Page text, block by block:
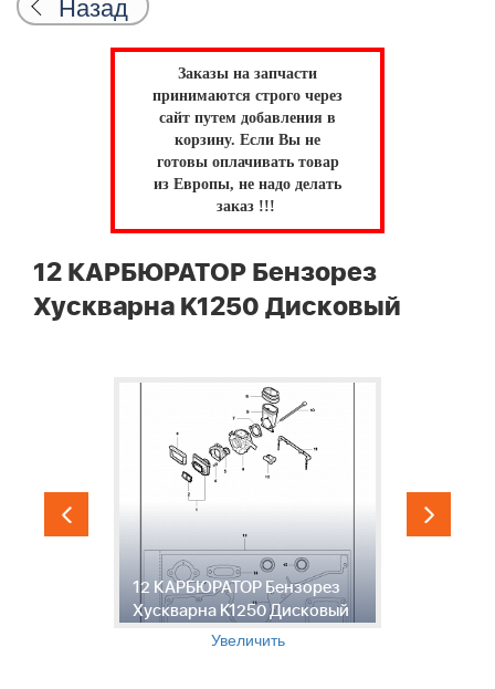
Заказы на запчасти
принимаются строго через
сайт путем добавления в
корзину. Если Вы не
готовы оплачивать товар
из Европы, не надо делать
заказ !!!
12 КАРБЮРАТОР Бензорез
Хускварна K1250 Дисковый
12 КАРБЮРАТОР Бензорез
Хускварна K1250 Дисковый
Увеличить